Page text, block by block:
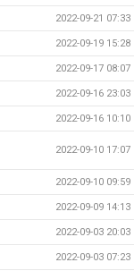
2022-09-21 07:33
2022-09-19 15:28
2022-09-17 08:07
2022-09-16 23:03
2022-09-16 10:10
2022-09-10 17:07
2022-09-10 09:59
2022-09-09 14:13
2022-09-03 20:03
2022-09-03 07:23